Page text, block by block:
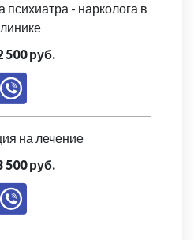
психиатра - нарколога в
500 руб.
на лечение
500 руб.